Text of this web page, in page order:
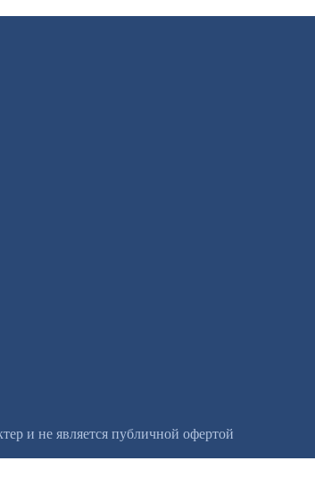
и не является публичной офертой